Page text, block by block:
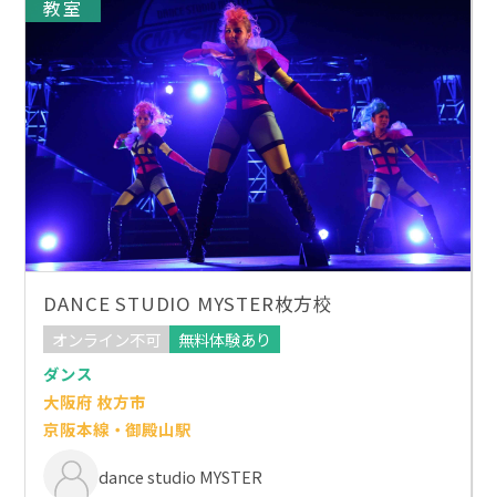
教室
DANCE STUDIO MYSTER枚方校
オンライン不可
無料体験あり
ダンス
大阪府 枚方市
京阪本線・御殿山駅
dance studio MYSTER